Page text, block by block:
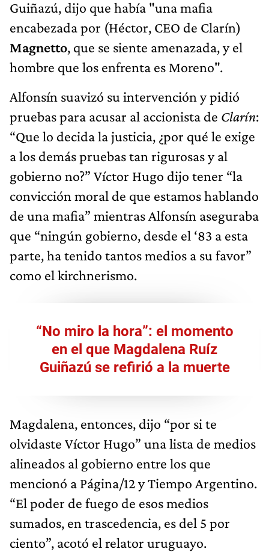
Guiñazú, dijo que había "una mafia
encabezada por (Héctor, CEO de Clarín)
Magnetto, que se siente amenazada, y el
hombre que los enfrenta es Moreno".
Alfonsín suavizó su intervención y pidió
pruebas para acusar al accionista de Clarín:
“Que lo decida la justicia, ¿por qué le exige
a los demás pruebas tan rigurosas y al
gobierno no?” Víctor Hugo dijo tener “la
convicción moral de que estamos hablando
de una mafia” mientras Alfonsín aseguraba
que “ningún gobierno, desde el ‘83 a esta
parte, ha tenido tantos medios a su favor”
como el kirchnerismo.
“No miro la hora”: el momento
en el que Magdalena Ruíz
Guiñazú se refirió a la muerte
Magdalena, entonces, dijo “por si te
olvidaste Víctor Hugo” una lista de medios
alineados al gobierno entre los que
mencionó a Página/12 y Tiempo Argentino.
“El poder de fuego de esos medios
sumados, en trascedencia, es del 5 por
ciento”, acotó el relator uruguayo.